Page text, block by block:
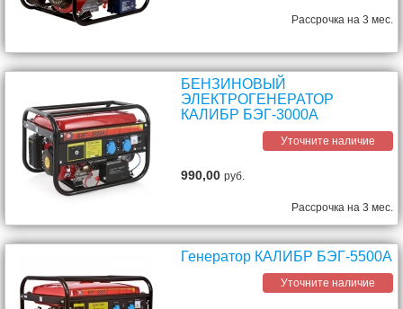
Рассрочка на 3 мес.
БЕНЗИНОВЫЙ
ЭЛЕКТРОГЕНЕРАТОР
КАЛИБР БЭГ-3000А
Уточните наличие
990,00руб.
Рассрочка на 3 мес.
Генератор КАЛИБР БЭГ-5500А
Уточните наличие